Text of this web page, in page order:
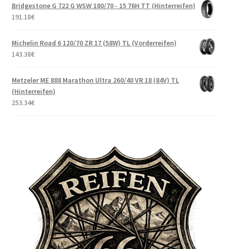
Bridgestone G 722 G WSW 180/70 - 15 76H TT (Hinterreifen)
191.18€
Michelin Road 6 120/70 ZR 17 (58W) TL (Vorderreifen)
143.38€
Metzeler ME 888 Marathon Ultra 260/40 VR 18 (84V) TL
(Hinterreifen)
253.34€